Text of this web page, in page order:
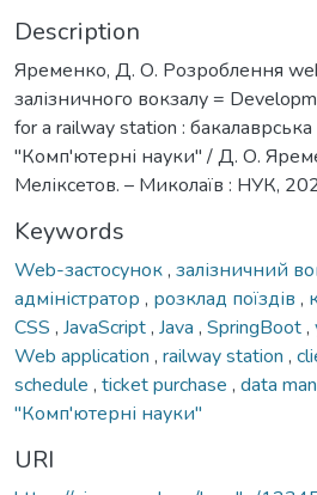
Description
Яременко, Д. О. Розроблення
залізничного вокзалу =
for a railway station :
"Комп'ютерні науки" / Д. О.
Меліксетов. – Миколаїв : НУК,
Keywords
Web-застосунок, залізничний
адміністратор , розклад поїздів ,
CSS , JavaScript, Java , SpringBoot,
Web application , railway station ,
schedule , ticket purchase , data
"Комп'ютерні науки"
URI